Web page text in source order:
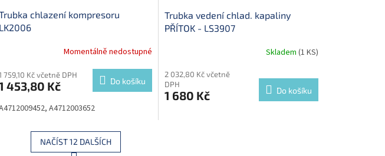
chlazení kompresoru
LK2006
Momentálně nedostupné
759,10 Kč včetně DPH
453,80 Kč Do košíku
A4712003652
Trubka vedení chlad. kapaliny
PŘÍTOK - LS3907
Skladem (1 KS)
2 032,80 Kč včetně
DPH
1 680 Kč Do košíku
NAČÍST 12 DALŠÍCH